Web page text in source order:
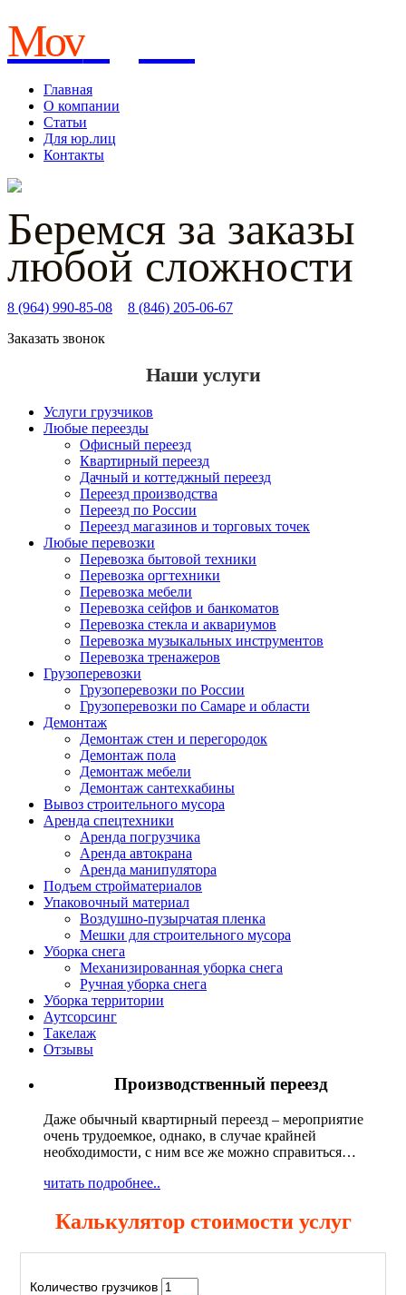
Moving Co.
Главная
О компании
Статьи
Для юр.лиц
Контакты
Беремся за заказы
любой сложности
8 (964) 990-85-08
8 (846) 205-06-67
Заказать звонок
Наши услуги
Услуги грузчиков
Любые переезды
Офисный переезд
Квартирный переезд
Дачный и коттеджный переезд
Переезд производства
Переезд по России
Переезд магазинов и торговых точек
Любые перевозки
Перевозка бытовой техники
Перевозка оргтехники
Перевозка мебели
Перевозка сейфов и банкоматов
Перевозка стекла и аквариумов
Перевозка музыкальных инструментов
Перевозка тренажеров
Грузоперевозки
Грузоперевозки по России
Грузоперевозки по Самаре и области
Демонтаж
Демонтаж стен и перегородок
Демонтаж пола
Демонтаж мебели
Демонтаж сантехкабины
Вывоз строительного мусора
Аренда спецтехники
Аренда погрузчика
Аренда автокрана
Аренда манипулятора
Подъем стройматериалов
Упаковочный материал
Воздушно-пузырчатая пленка
Мешки для строительного мусора
Уборка снега
Механизированная уборка снега
Ручная уборка снега
Уборка территории
Аутсорсинг
Такелаж
Отзывы
Производственный переезд
Даже обычный квартирный переезд – мероприятие
очень трудоемкое, однако, в случае крайней
необходимости, с ним все же можно справиться…
читать подробнее..
Калькулятор стоимости услуг
Количество грузчиков